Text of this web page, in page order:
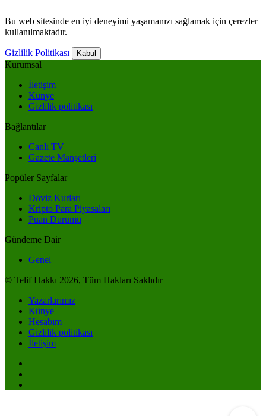
Bu web sitesinde en iyi deneyimi yaşamanızı sağlamak için çerezler
kullanılmaktadır.
Gizlilik Politikası Kabul
Kurumsal
İletişim
Künye
Gizlilik politikası
Bağlantılar
Canlı TV
Gazete Manşetleri
Popüler Sayfalar
Döviz Kurları
Kripto Para Piyasaları
Puan Durumu
Gündeme Dair
Genel
© Telif Hakkı 2026, Tüm Hakları Saklıdır
Yazarlarımız
Künye
Hesabım
Gizlilik politikası
İletişim